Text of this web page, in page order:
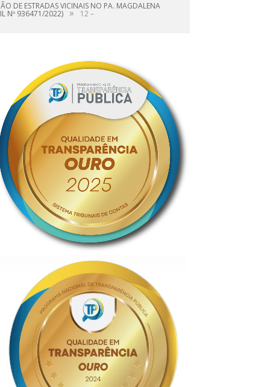
DE ESTRADAS VICINAIS NO PA. MAGDALENA
Nº 936471/2022) » 12 –